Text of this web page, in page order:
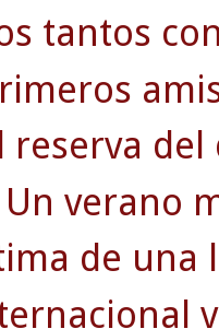
tantos
reserva
Un verano
de